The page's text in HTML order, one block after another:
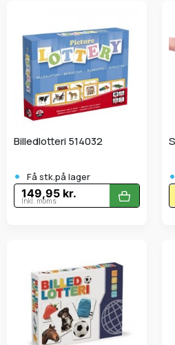
Billedlotteri 514032
• Få stk.på lager
149,95 kr.
Inkl. moms
•